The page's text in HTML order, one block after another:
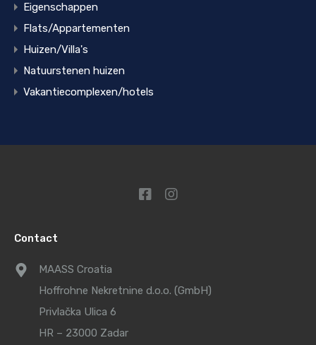
Eigenschappen
Flats/Appartementen
Huizen/Villa's
Natuurstenen huizen
Vakantiecomplexen/hotels
Contact
MAASS Croatia
Hoffrohne Nekretnine d.o.o. (GmbH)
Privlačka Ulica 6
HR – 23000 Zadar